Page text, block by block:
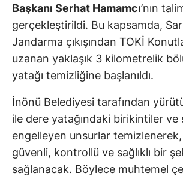
Başkanı Serhat Hamamcı’nın
gerçekleştirildi. Bu kapsamda,
Jandarma çıkışından TOKİ
uzanan yaklaşık 3 kilometrelik
yatağı temizliğine başlanıldı.
İnönü Belediyesi tarafından
ile dere yatağındaki birikintiler ve
engelleyen unsurlar
güvenli, kontrollü ve sağlıklı bir
sağlanacak. Böylece muhtemel